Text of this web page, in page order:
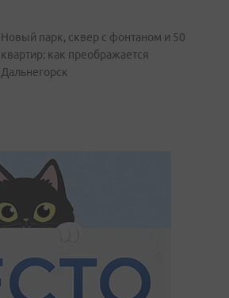
Новый парк, сквер с фонтаном и 50
квартир: как преображается
Дальнегорск